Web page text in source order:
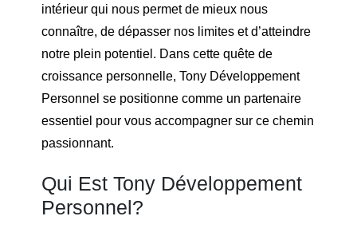
intérieur qui nous permet de mieux nous
connaître, de dépasser nos limites et d’atteindre
notre plein potentiel. Dans cette quête de
croissance personnelle, Tony Développement
Personnel se positionne comme un partenaire
essentiel pour vous accompagner sur ce chemin
passionnant.
Qui Est Tony Développement
Personnel?